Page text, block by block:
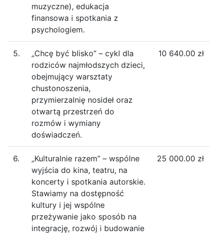
muzyczne), edukacja
finansowa i spotkania z
psychologiem.
5.
„Chcę być blisko” – cykl dla
rodziców najmłodszych dzieci,
obejmujący warsztaty
chustonoszenia,
przymierzalnię nosideł oraz
otwartą przestrzeń do
rozmów i wymiany
doświadczeń.
10 640.00 zł
6.
„Kulturalnie razem” – wspólne
wyjścia do kina, teatru, na
koncerty i spotkania autorskie.
Stawiamy na dostępność
kultury i jej wspólne
przeżywanie jako sposób na
integrację, rozwój i budowanie
25 000.00 zł